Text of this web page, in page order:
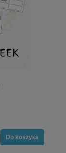
Do koszyka